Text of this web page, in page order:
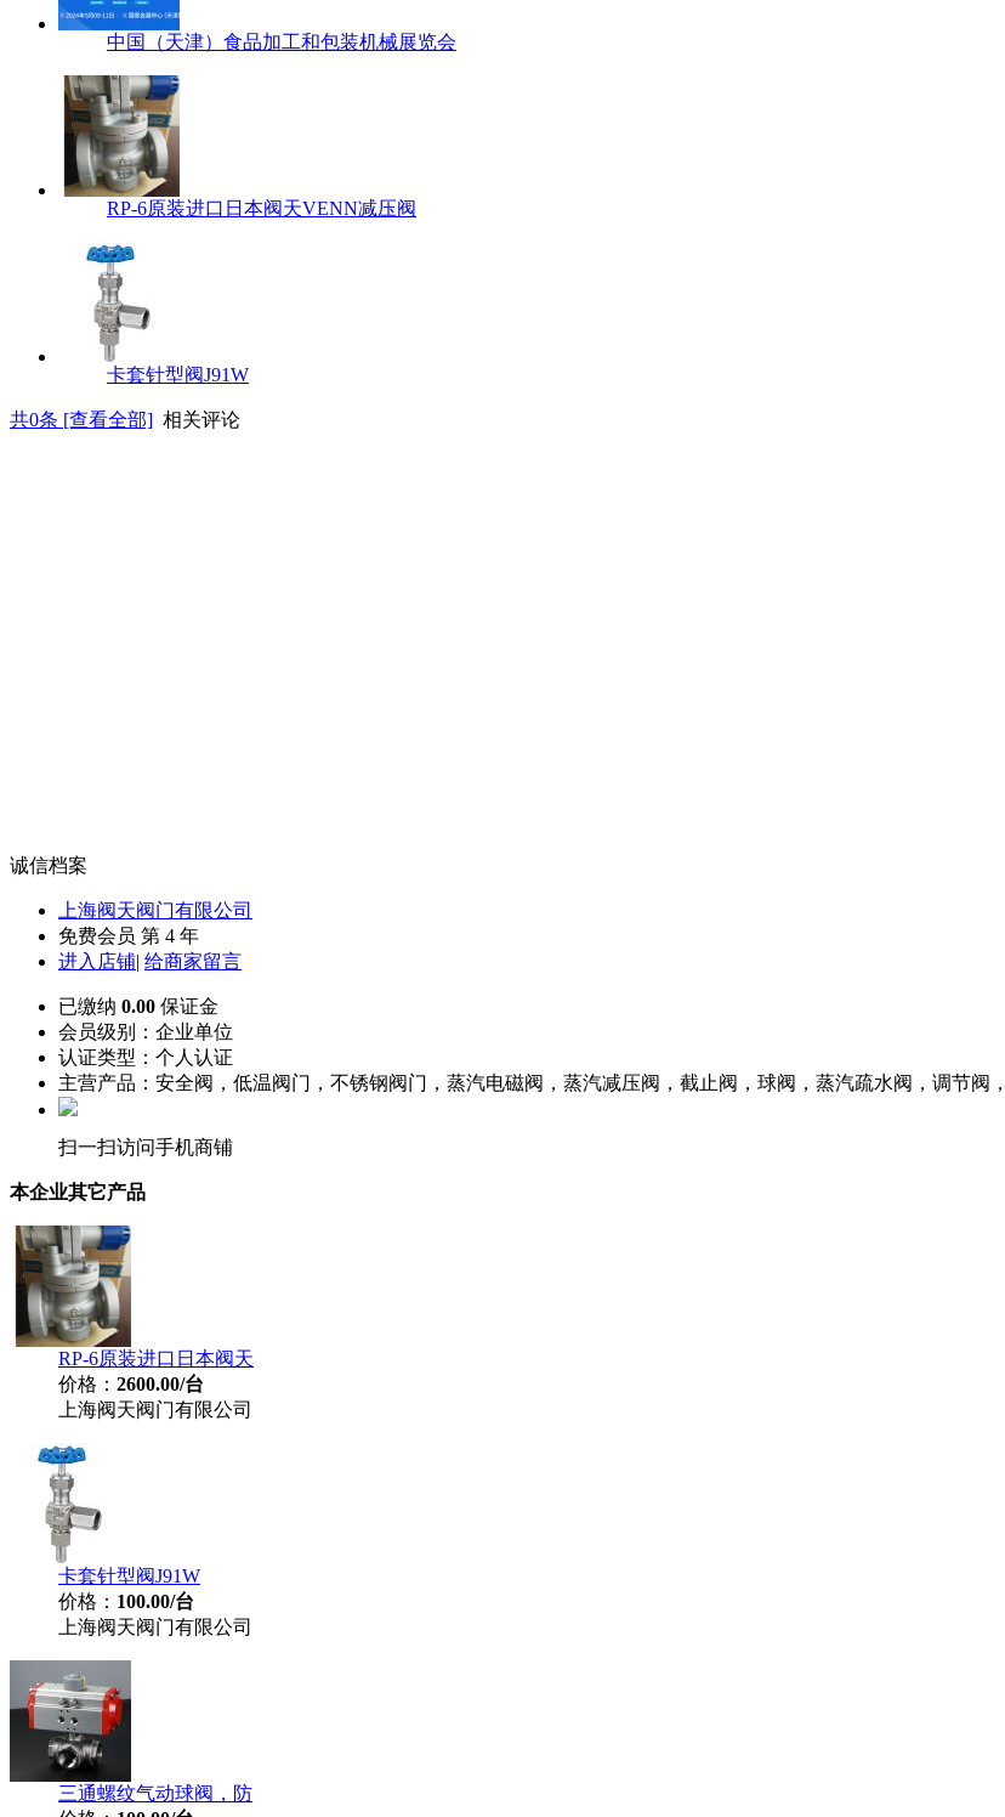
中国（天津）食品加工和包装机械展览会
RP-6原装进口日本阀天VENN减压阀
卡套针型阀J91W
共0条 [查看全部] 相关评论
诚信档案
上海阀天阀门有限公司
免费会员 第 4 年
进入店铺| 给商家留言
已缴纳 0.00 保证金
会员级别： 企业单位
认证类型： 个人认证
主营产品：安全阀，低温阀门，不锈钢阀门，蒸汽电磁阀，蒸汽减压阀，截止阀，球阀，蒸汽疏水阀，调节
扫一扫访问手机商铺
本企业其它产品
RP-6原装进口日本阀天
价格： 2600.00/台
上海阀天阀门有限公司
卡套针型阀J91W
价格： 100.00/台
上海阀天阀门有限公司
三通螺纹气动球阀，防